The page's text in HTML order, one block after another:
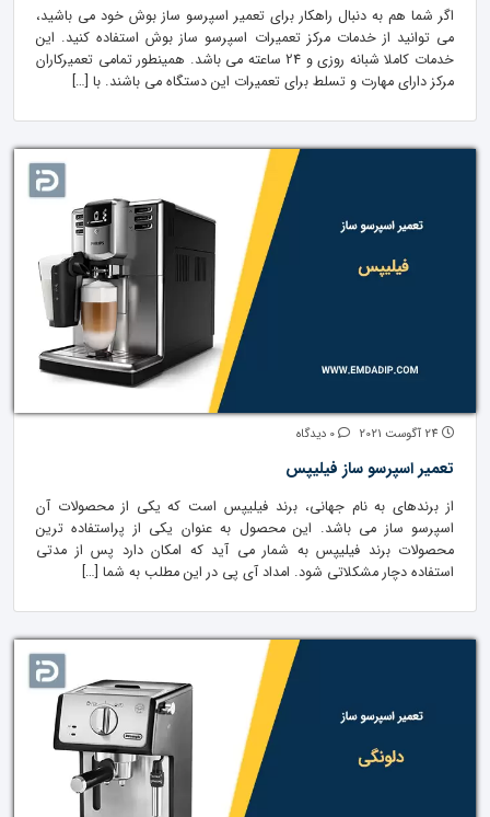
اگر شما هم به دنبال راهکار برای تعمیر اسپرسو ساز بوش خود می باشید،
می توانید از خدمات مرکز تعمیرات اسپرسو ساز بوش استفاده کنید. این
خدمات کاملا شبانه روزی و 24 ساعته می باشد. همینطور تمامی تعمیرکاران
مرکز دارای مهارت و تسلط برای تعمیرات این دستگاه می باشند. با […]
تعمیر اسپرسو ساز فیلیپس
از برندهای به نام جهانی، برند فیلیپس است که یکی از محصولات آن
اسپرسو ساز می باشد. این محصول به عنوان یکی از پراستفاده ترین
محصولات برند فیلیپس به شمار می آید که امکان دارد پس از مدتی
استفاده دچار مشکلاتی شود. امداد آی پی در این مطلب به شما […]